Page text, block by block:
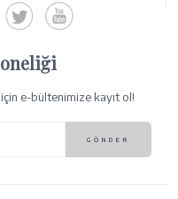
e-bültenimize kayıt ol!